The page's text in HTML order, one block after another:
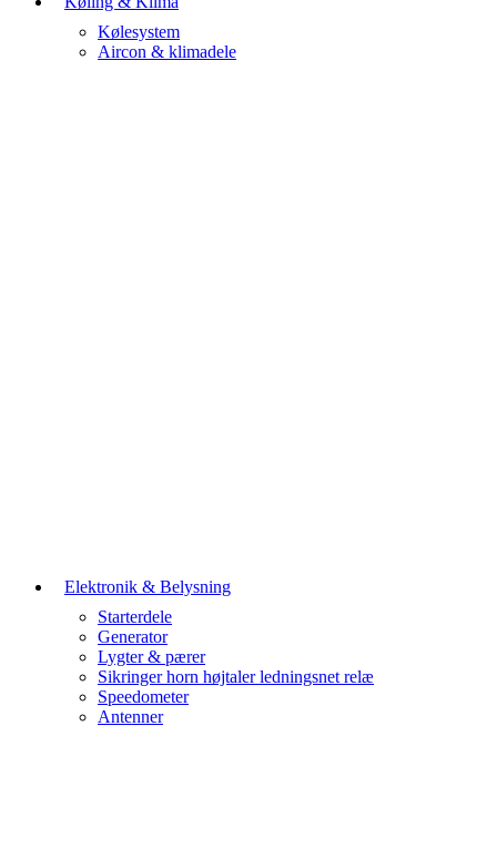
Kølesystem
Aircon & klimadele
Elektronik & Belysning
Starterdele
Generator
Lygter & pærer
Sikringer horn højtaler ledningsnet relæ
Speedometer
Antenner